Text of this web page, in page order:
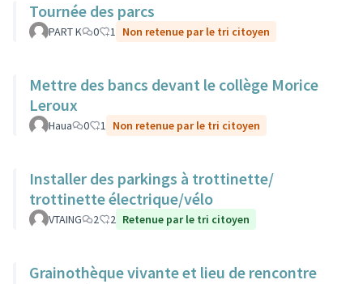
Tournée des parcs
PART K 0 1 Non retenue par le tri citoyen
Mettre des bancs devant le collège Morice
Leroux
Haua 0 1 Non retenue par le tri citoyen
Installer des parkings à trottinette/
trottinette électrique/vélo
VTAING 2 2 Retenue par le tri citoyen
Grainothèque vivante et lieu de rencontre